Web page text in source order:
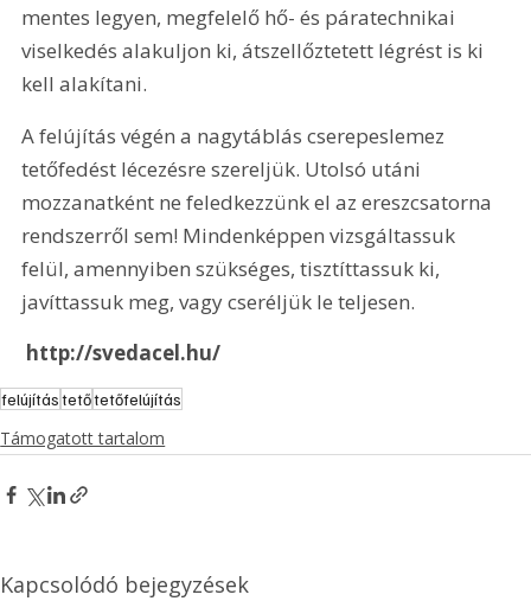
mentes legyen, megfelelő hő- és páratechnikai
viselkedés alakuljon ki, átszellőztetett légrést is ki
kell alakítani.
A felújítás végén a nagytáblás cserepeslemez
tetőfedést lécezésre szereljük. Utolsó utáni
mozzanatként ne feledkezzünk el az ereszcsatorna
rendszerről sem! Mindenképpen vizsgáltassuk
felül, amennyiben szükséges, tisztíttassuk ki,
javíttassuk meg, vagy cseréljük le teljesen.
http://svedacel.hu/
felújítástetőtetőfelújítás
Támogatott tartalom
Kapcsolódó bejegyzések